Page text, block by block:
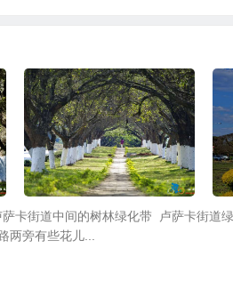
卡街道中间的树林绿化带 卢萨卡街道
旁有些花儿...